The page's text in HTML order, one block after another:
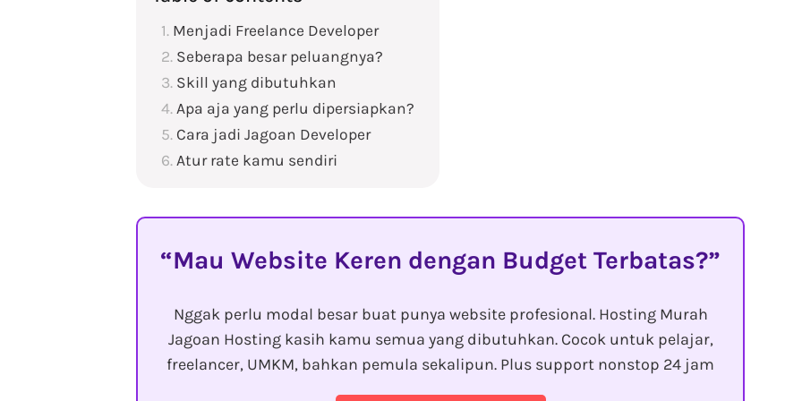
Menjadi Freelance Developer
Seberapa besar peluangnya?
Skill yang dibutuhkan
Apa aja yang perlu dipersiapkan?
Cara jadi Jagoan Developer
Atur rate kamu sendiri
Mau Website Keren dengan Budget Terbatas?
Nggak perlu modal besar buat punya website profesional. Hosting Murah
Jagoan Hosting kasih kamu semua yang dibutuhkan. Cocok untuk pelajar,
freelancer, UMKM, bahkan pemula sekalipun. Plus support nonstop 24 jam